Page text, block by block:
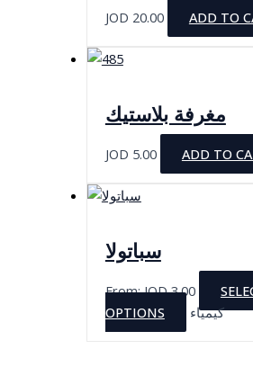
JOD 20.00 ADD TO
مغرفة بلاستيك
JOD 5.00 ADD TO
سباتولا
From:JOD3.00
OPTIONS
This
كيمياء